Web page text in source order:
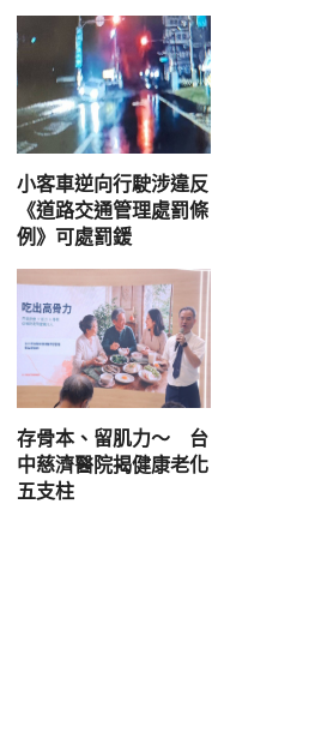
小客車逆向行駛涉違反
《道路交通管理處罰條
例》可處罰鍰
存骨本、留肌力～ 台
中慈濟醫院揭健康老化
五支柱